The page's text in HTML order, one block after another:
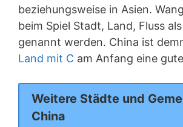
beziehungsweise in Asien.
beim Spiel Stadt, Land, Fluss
genannt werden. China ist
Land mit C am Anfang eine
Weitere Städte und
China